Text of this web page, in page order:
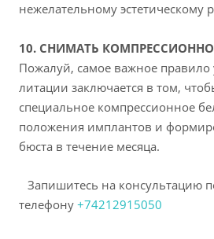
нежелательному эстетическому
10. СНИМАТЬ
Пожалуй, самое важное
литации заключается в том,
специальное компрессионное
положения имплантов и
бюста в течение месяца.
⠀Запишитесь на консультацию
телефону +74212915050